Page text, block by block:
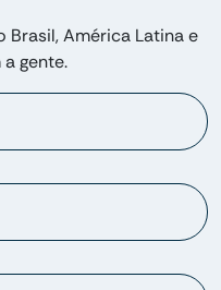
América Latina e
a gente.